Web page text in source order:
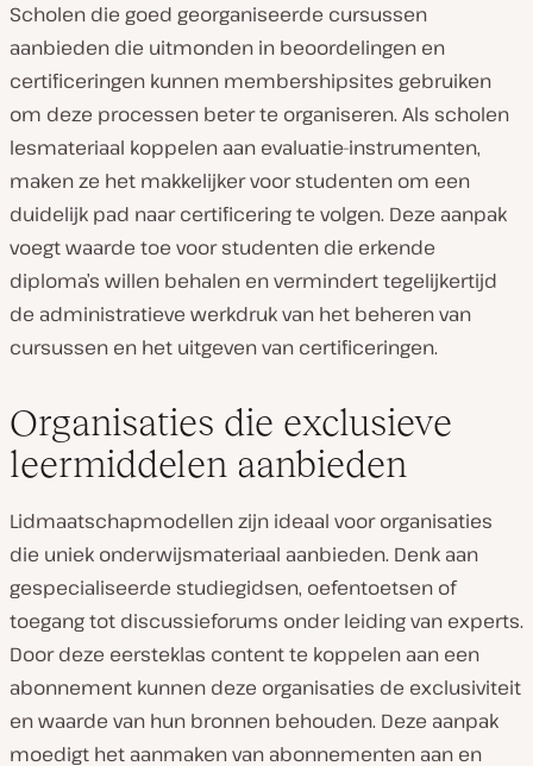
Scholen die goed georganiseerde cursussen
aanbieden die uitmonden in beoordelingen en
certificeringen kunnen membershipsites gebruiken
om deze processen beter te organiseren. Als scholen
lesmateriaal koppelen aan evaluatie-instrumenten,
maken ze het makkelijker voor studenten om een
duidelijk pad naar certificering te volgen. Deze aanpak
voegt waarde toe voor studenten die erkende
diploma’s willen behalen en vermindert tegelijkertijd
de administratieve werkdruk van het beheren van
cursussen en het uitgeven van certificeringen.
Organisaties die exclusieve
leermiddelen aanbieden
Lidmaatschapmodellen zijn ideaal voor organisaties
die uniek onderwijsmateriaal aanbieden. Denk aan
gespecialiseerde studiegidsen, oefentoetsen of
toegang tot discussieforums onder leiding van experts.
Door deze eersteklas content te koppelen aan een
abonnement kunnen deze organisaties de exclusiviteit
en waarde van hun bronnen behouden. Deze aanpak
moedigt het aanmaken van abonnementen aan en